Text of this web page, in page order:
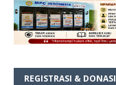
REGISTRASI & DONASI